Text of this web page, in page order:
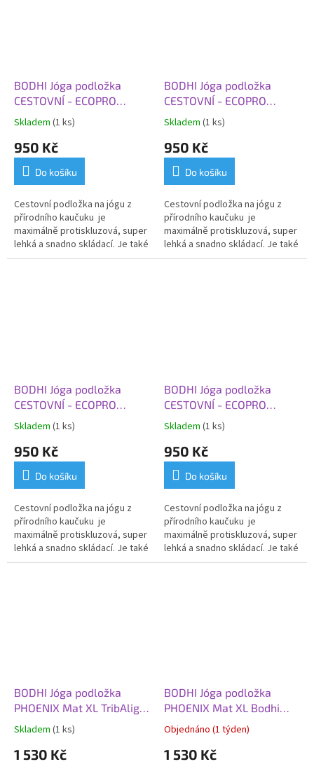
BODHI Jóga podložka
CESTOVNÍ - ECOPRO
TRAVEL, 185x60x0,13 cm,
Skladem (1 ks)
950 Kč
Do košíku
Cestovní podložka na jógu z
přírodního kaučuku je
maximálně protiskluzová, super
lehká a snadno skládací. Je také
ideální jako protiskluzový a
BODHI Jóga podložka
CESTOVNÍ - ECOPRO
TRAVEL, 185x60x0,13 cm,
Skladem (1 ks)
950 Kč
Do košíku
Cestovní podložka na jógu z
přírodního kaučuku je
maximálně protiskluzová, super
lehká a snadno skládací. Je také
ideální jako protiskluzový a
BODHI Jóga podložka
CESTOVNÍ - ECOPRO
TRAVEL, 185x60x0,13 cm,
Skladem (1 ks)
950 Kč
Do košíku
Cestovní podložka na jógu z
přírodního kaučuku je
maximálně protiskluzová, super
lehká a snadno skládací. Je také
ideální jako protiskluzový a
BODHI Jóga podložka
CESTOVNÍ - ECOPRO
TRAVEL, 185x60x0,13 cm,
Skladem (1 ks)
950 Kč
Do košíku
Cestovní podložka na jógu z
přírodního kaučuku je
maximálně protiskluzová, super
lehká a snadno skládací. Je také
ideální jako protiskluzový a
BODHI Jóga podložka
PHOENIX Mat XL TribAlign,
200 x 66 x 0,4 cm, modrá
Skladem (1 ks)
1 530 Kč
BODHI Jóga podložka
PHOENIX Mat XL Bodhi
Leaves, 200 x 66 x 0,4 cm,
lesní zelená (matná)
Objednáno (1 týden)
1 530 Kč